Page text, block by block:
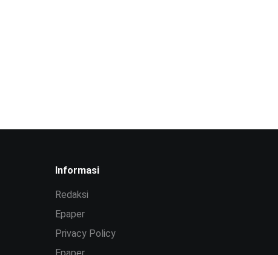
Informasi
Redaksi
Epaper
Privacy Policy